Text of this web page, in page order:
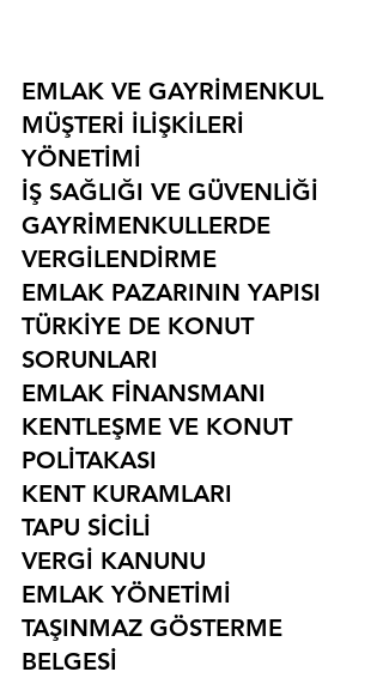
EMLAK VE GAYRİMENKUL
MÜŞTERİ İLİŞKİLERİ
YÖNETİMİ
İŞ SAĞLIĞI VE GÜVENLİĞİ
GAYRİMENKULLERDE
VERGİLENDİRME
EMLAK PAZARININ YAPISI
TÜRKİYE DE KONUT
SORUNLARI
EMLAK FİNANSMANI
KENTLEŞME VE KONUT
POLİTAKASI
KENT KURAMLARI
TAPU SİCİLİ
VERGİ KANUNU
EMLAK YÖNETİMİ
TAŞINMAZ GÖSTERME
BELGESİ